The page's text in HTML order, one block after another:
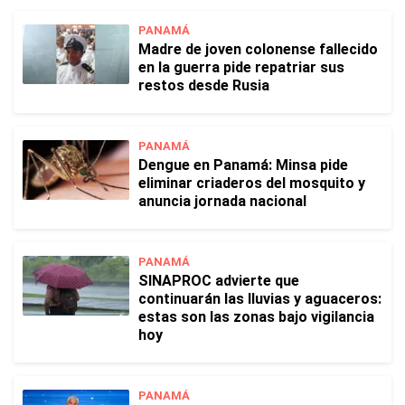
PANAMÁ
Madre de joven colonense fallecido
en la guerra pide repatriar sus
restos desde Rusia
PANAMÁ
Dengue en Panamá: Minsa pide
eliminar criaderos del mosquito y
anuncia jornada nacional
PANAMÁ
SINAPROC advierte que
continuarán las lluvias y aguaceros:
estas son las zonas bajo vigilancia
hoy
PANAMÁ